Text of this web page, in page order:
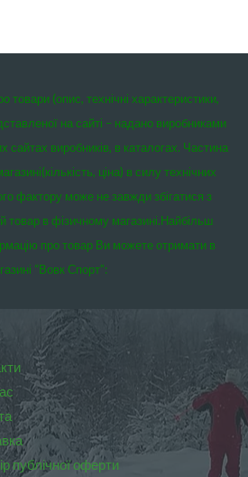
товари (опис, технічні характеристики,
на сайті – надано виробниками
сайтах виробників, в каталогах. Частина
ціна) в силу технічних
фактору може не завжди збігатися з
товар в фізичному магазині.Найбільш
про товар Ви можете отримати в
“Вовк Спорт”:
публічної оферти